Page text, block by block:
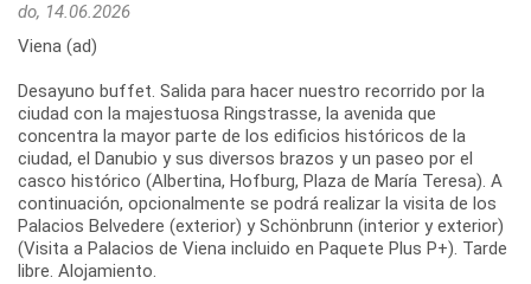
do, 14.06.2026
Viena (ad)
Desayuno buffet. Salida para hacer nuestro recorrido por la
ciudad con la majestuosa Ringstrasse, la avenida que
concentra la mayor parte de los edificios históricos de la
ciudad, el Danubio y sus diversos brazos y un paseo por el
casco histórico (Albertina, Hofburg, Plaza de María Teresa). A
continuación, opcionalmente se podrá realizar la visita de los
Palacios Belvedere (exterior) y Schönbrunn (interior y exterior)
(Visita a Palacios de Viena incluido en Paquete Plus P+). Tarde
libre. Alojamiento.